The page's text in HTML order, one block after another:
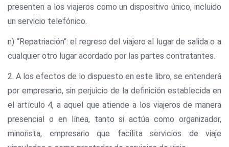
presenten a los viajeros como un dispositivo único, incluido
un servicio telefónico.
n) ‘‘Repatriación’’: el regreso del viajero al lugar de salida o a
cualquier otro lugar acordado por las partes contratantes.
2. A los efectos de lo dispuesto en este libro, se entenderá
por empresario, sin perjuicio de la definición establecida en
el artículo 4, a aquel que atiende a los viajeros de manera
presencial o en línea, tanto si actúa como organizador,
minorista, empresario que facilita servicios de viaje